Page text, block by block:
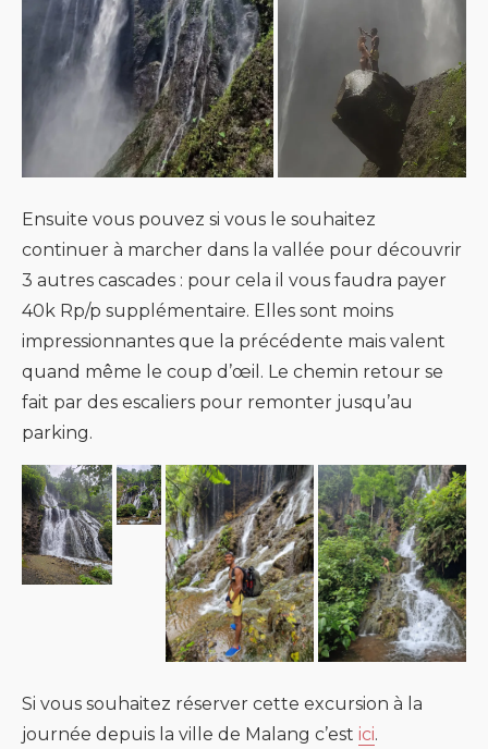
Ensuite vous pouvez si vous le souhaitez
continuer à marcher dans la vallée pour découvrir
3 autres cascades : pour cela il vous faudra payer
40k Rp/p supplémentaire. Elles sont moins
impressionnantes que la précédente mais valent
quand même le coup d’œil. Le chemin retour se
fait par des escaliers pour remonter jusqu’au
parking.
Si vous souhaitez réserver cette excursion à la
journée depuis la ville de Malang c’est ici.